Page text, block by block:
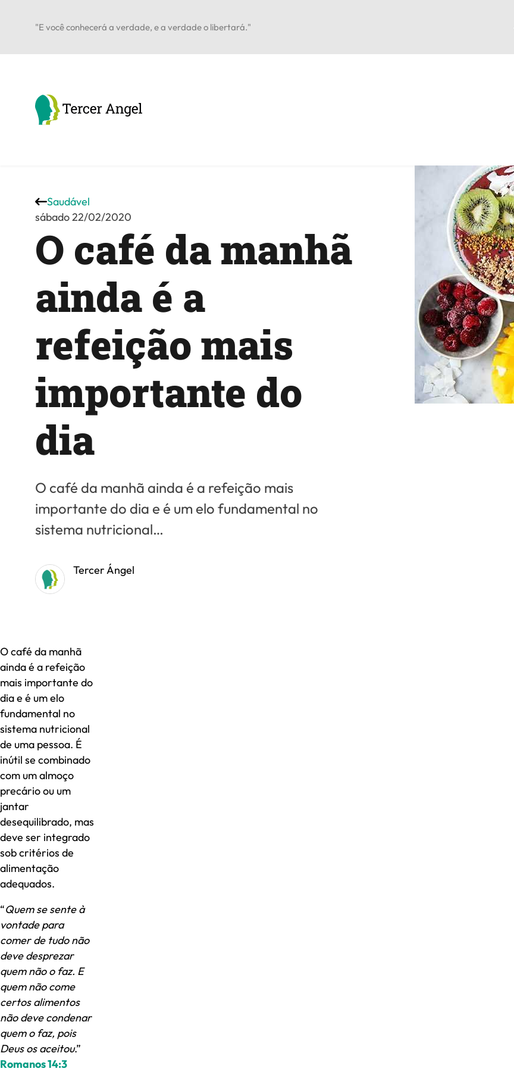
"E você conhecerá a verdade, e a verdade o libertará."
O café da manhã
ainda é a
refeição mais
importante do
dia
Saudável
sábado 22/02/2020
O café da manhã ainda é a refeição mais
importante do dia e é um elo fundamental no
sistema nutricional…
Tercer Ángel
O café da manhã
ainda é a refeição
mais importante do
dia e é um elo
fundamental no
sistema nutricional
de uma pessoa. É
inútil se combinado
com um almoço
precário ou um
jantar
desequilibrado, mas
deve ser integrado
sob critérios de
alimentação
adequados.
“Quem se sente à
vontade para
comer de tudo não
deve desprezar
quem não o faz. E
quem não come
certos alimentos
não deve condenar
quem o faz, pois
Deus os aceitou.”
Romanos 14:3